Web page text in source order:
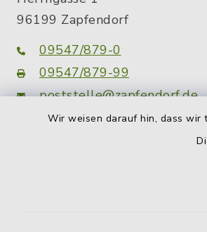
Wir weisen darauf hin, dass wir
96199 Zapfendorf
09547/879-0
09547/879-99
poststelle@zapfendorf.de